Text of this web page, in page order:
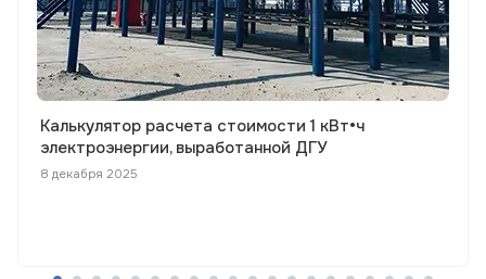
Калькулятор расчета стоимости 1 кВт•ч
электроэнергии, выработанной ДГУ
8 декабря 2025